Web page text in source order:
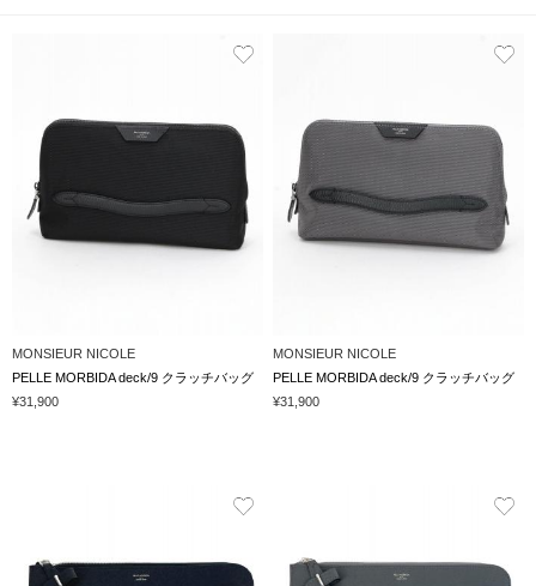
MONSIEUR NICOLE
PELLE MORBIDA deck/9 クラッチバッグ
¥31,900
MONSIEUR NICOLE
PELLE MORBIDA deck/9 クラッチバッグ
¥31,900